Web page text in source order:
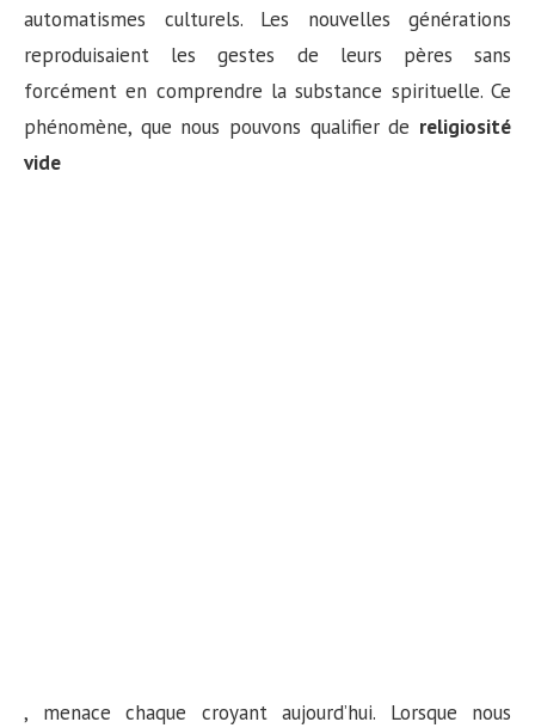
automatismes culturels. Les nouvelles générations
reproduisaient les gestes de leurs pères sans
forcément en comprendre la substance spirituelle. Ce
phénomène, que nous pouvons qualifier de religiosité
vide
, menace chaque croyant aujourd’hui. Lorsque nous